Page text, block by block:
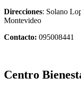
Direcciones: Solano
Montevideo
Contacto: 095008441
Centro